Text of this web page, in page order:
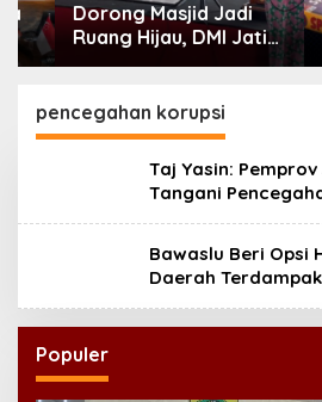
Dorong Masjid Jadi
Ruang Hijau, DMI Jatim
Tanam 300 Bibit
pencegahan korupsi
Taj Yasin:
Tangani
Bawaslu Beri Opsi
Daerah
Populer